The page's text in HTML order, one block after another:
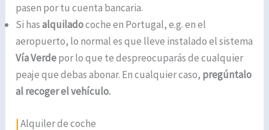
pasen por tu cuenta bancaria.
Si hasalquiladocoche en Portugal, e.g. en el
aeropuerto, lo normal es que lleve instalado el sistema
Vía Verdepor lo que te despreocuparás de cualquier
peaje que debas abonar. En cualquier caso, pregúntalo
al recoger el vehículo.
|Alquiler de coche